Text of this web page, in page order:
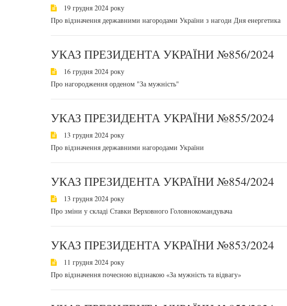
19 грудня 2024 року
Про відзначення державними нагородами України з нагоди Дня енергетика
УКАЗ ПРЕЗИДЕНТА УКРАЇНИ №856/2024
16 грудня 2024 року
Про нагородження орденом "За мужність"
УКАЗ ПРЕЗИДЕНТА УКРАЇНИ №855/2024
13 грудня 2024 року
Про відзначення державними нагородами України
УКАЗ ПРЕЗИДЕНТА УКРАЇНИ №854/2024
13 грудня 2024 року
Про зміни у складі Ставки Верховного Головнокомандувача
УКАЗ ПРЕЗИДЕНТА УКРАЇНИ №853/2024
11 грудня 2024 року
Про відзначення почесною відзнакою «За мужність та відвагу»